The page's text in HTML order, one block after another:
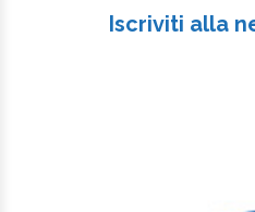
Iscriviti alla